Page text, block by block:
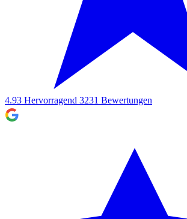
4.93 Hervorragend 3231 Bewertungen